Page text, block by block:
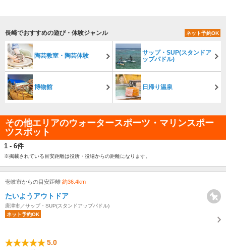
長崎でおすすめの遊び・体験ジャンル ネット予約OK
陶芸教室・陶芸体験
サップ・SUP(スタンドア
ップパドル)
博物館 日帰り温泉
その他エリアのウォータースポーツ・マリンスポー
ツスポット
1 - 6件
※掲載されている目安距離は役所・役場からの距離になります。
壱岐市からの目安距離 約36.4km
たいようアウトドア
唐津市／サップ・SUP(スタンドアップパドル)
ネット予約OK
5.0